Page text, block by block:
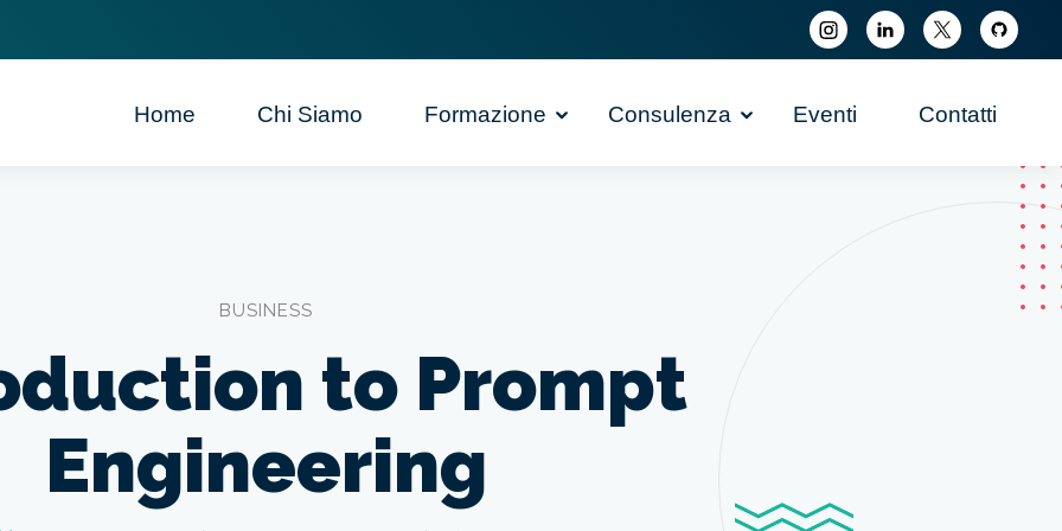
Home Chi Siamo Formazione Consulenza Eventi Contatti
BUSINESS
to Prompt
Engineering